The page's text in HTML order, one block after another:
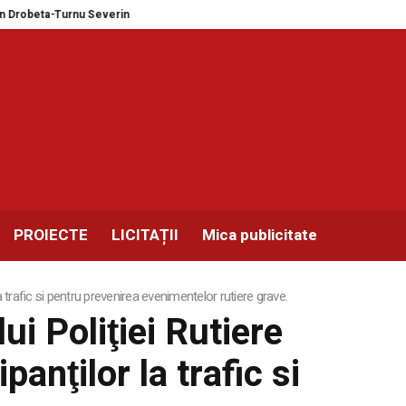
Severin și Balotești în format MEGA
PROIECTE LICITAȚII Mica publicitate
si pentru prevenirea evenimentelor rutiere grave.
Poliţiei Rutiere
la trafic si